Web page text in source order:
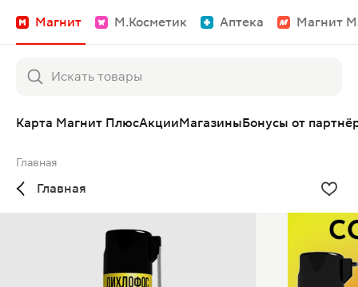
Магнит М.Косметик Аптека Магнит
Карта Магнит ПлюсАкцииМагазиныБонусы от
Главная
Главная